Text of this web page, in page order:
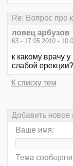
Re: Вопрос про
ловец арбузов
63 - 17.05.2010 -
к какому врачу
слабой ерекции?
К списку тем
Добавить
Ваше имя:
Тема